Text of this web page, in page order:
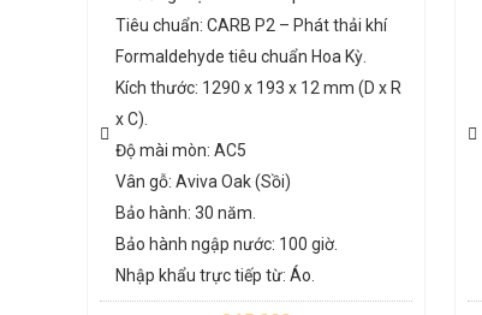
Tiêu chuẩn: CARB P2 – Phát thải khí
Formaldehyde tiêu chuẩn Hoa Kỳ.
Kích thước: 1290 x 193 x 12 mm (D x R
x C).
Độ mài mòn: AC5
Vân gỗ: Aviva Oak (Sồi)
Bảo hành: 30 năm.
Bảo hành ngập nước: 100 giờ.
Nhập khẩu trực tiếp từ: Áo.